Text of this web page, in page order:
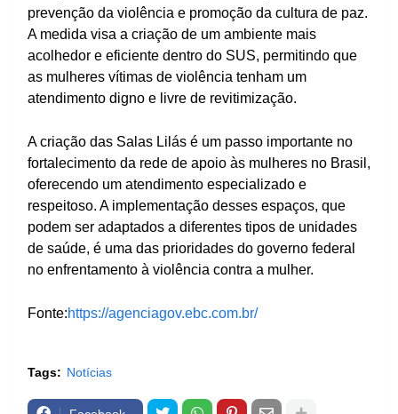
prevenção da violência e promoção da cultura de paz.
A medida visa a criação de um ambiente mais
acolhedor e eficiente dentro do SUS, permitindo que
as mulheres vítimas de violência tenham um
atendimento digno e livre de revitimização.
A criação das Salas Lilás é um passo importante no
fortalecimento da rede de apoio às mulheres no Brasil,
oferecendo um atendimento especializado e
respeitoso. A implementação desses espaços, que
podem ser adaptados a diferentes tipos de unidades
de saúde, é uma das prioridades do governo federal
no enfrentamento à violência contra a mulher.
Fonte:https://agenciagov.ebc.com.br/
Tags: Notícias